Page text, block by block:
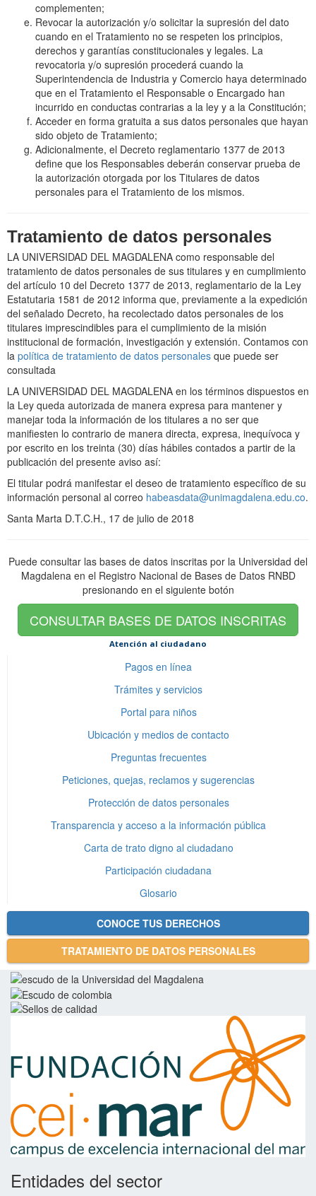
complementen;
Revocar la autorización y/o solicitar la supresión del dato
cuando en el Tratamiento no se respeten los principios,
derechos y garantías constitucionales y legales. La
revocatoria y/o supresión procederá cuando la
Superintendencia de Industria y Comercio haya determinado
que en el Tratamiento el Responsable o Encargado han
incurrido en conductas contrarias a la ley y a la Constitución;
Acceder en forma gratuita a sus datos personales que hayan
sido objeto de Tratamiento;
Adicionalmente, el Decreto reglamentario 1377 de 2013
define que los Responsables deberán conservar prueba de
la autorización otorgada por los Titulares de datos
personales para el Tratamiento de los mismos.
Tratamiento de datos personales
LA UNIVERSIDAD DEL MAGDALENA como responsable del
tratamiento de datos personales de sus titulares y en cumplimiento
del artículo 10 del Decreto 1377 de 2013, reglamentario de la Ley
Estatutaria 1581 de 2012 informa que, previamente a la expedición
del señalado Decreto, ha recolectado datos personales de los
titulares imprescindibles para el cumplimiento de la misión
institucional de formación, investigación y extensión. Contamos con
la política de tratamiento de datos personales que puede ser
consultada
LA UNIVERSIDAD DEL MAGDALENA en los términos dispuestos en
la Ley queda autorizada de manera expresa para mantener y
manejar toda la información de los titulares a no ser que
manifiesten lo contrario de manera directa, expresa, inequívoca y
por escrito en los treinta (30) días hábiles contados a partir de la
publicación del presente aviso así:
El titular podrá manifestar el deseo de tratamiento específico de su
información personal al correo habeasdata@unimagdalena.edu.co.
Santa Marta D.T.C.H., 17 de julio de 2018
Puede consultar las bases de datos inscritas por la Universidad del
Magdalena en el Registro Nacional de Bases de Datos RNBD
presionando en el siguiente botón
CONSULTAR BASES DE DATOS INSCRITAS
Atención al ciudadano
Pagos en línea
Trámites y servicios
Portal para niños
Ubicación y medios de contacto
Preguntas frecuentes
Peticiones, quejas, reclamos y sugerencias
Protección de datos personales
Transparencia y acceso a la información pública
Carta de trato digno al ciudadano
Participación ciudadana
Glosario
CONOCE TUS DERECHOS
TRATAMIENTO DE DATOS PERSONALES
Entidades del sector